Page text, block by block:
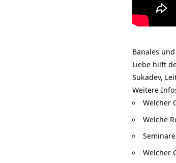
Banales
Liebe hilft
Sukadev,
Weitere
Welcher
Welche
Welcher